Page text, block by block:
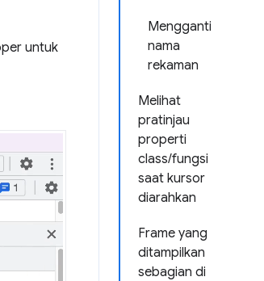
Mengganti
nama
rekaman
Melihat
pratinjau
properti
class/fungsi
saat kursor
diarahkan
Frame yang
ditampilkan
sebagian di
untuk